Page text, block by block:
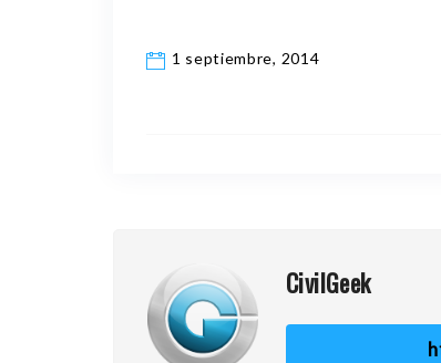
1 septiembre, 2014
CivilGeek